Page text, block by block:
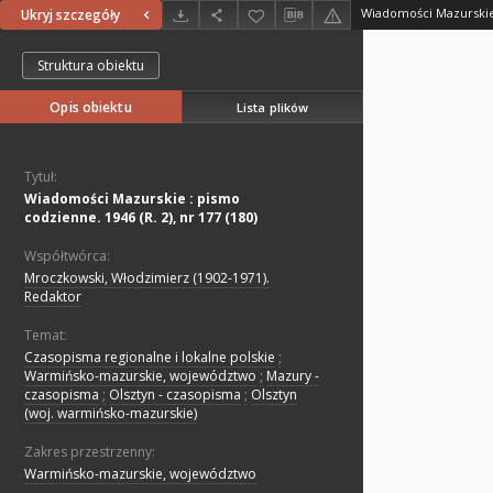
Ukryj szczegóły
Struktura obiektu
Opis obiektu Lista plików
Tytuł:
Wiadomości Mazurskie : pismo
codzienne. 1946 (R. 2), nr 177 (180)
Współtwórca:
Mroczkowski, Włodzimierz (1902-1971).
Redaktor
Temat:
Czasopisma regionalne i lokalne polskie ;
Warmińsko-mazurskie, województwo ; Mazury -
czasopisma ; Olsztyn - czasopisma ; Olsztyn
(woj. warmińsko-mazurskie)
Zakres przestrzenny:
Warmińsko-mazurskie, województwo